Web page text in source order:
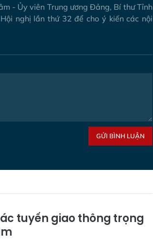
- Ủy viên Trung ương Đảng, Bí thư Tỉnh
nghị lần thứ 32 để cho ý kiến các nội
GỬI BÌNH LUẬN
tuyến giao thông trọng